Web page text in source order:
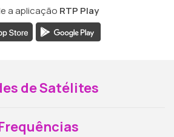
a aplicação RTP Play
de Satélites